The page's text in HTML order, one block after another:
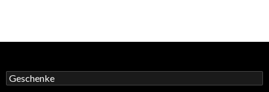
rote
Suchen
nach: